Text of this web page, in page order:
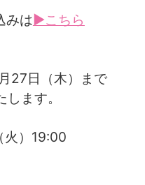
みは▶こちら
27日（木）まで
ます。
）19:00